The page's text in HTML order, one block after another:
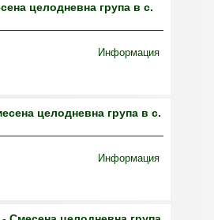
целодневна група в с.
Информация
целодневна група в с.
Информация